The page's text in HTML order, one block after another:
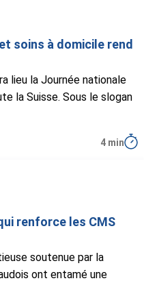
soins à domicile rend
lieu la Journée nationale
la Suisse. Sous le slogan
4 min
renforce les CMS
soutenue par la
ont entamé une